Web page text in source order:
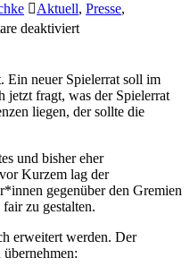
Aktuell, Presse,
deaktiviertfür
Kandidaten
für
Spielerrat
gesucht!
Ein neuer Spielerrat soll im
jetzt fragt, was der Spielerrat
liegen, der sollte die
und bisher eher
Kurzem lag der
gegenüber den Gremien
zu gestalten.
erweitert werden. Der